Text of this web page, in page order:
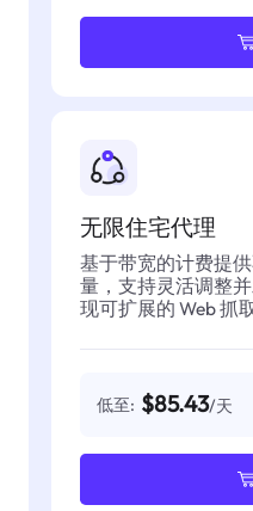
无限住宅代理
基于带宽的计费提
量，支持灵活调整
现可扩展的 Web 抓
低至: $85.43/天